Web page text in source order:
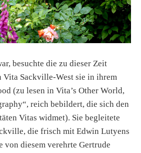
besuchte die zu dieser Zeit
Vita Sackville-West sie in ihrem
(zu lesen in Vita’s Other World,
reich bebildert, die sich den
Vitas widmet). Sie begleitete
die frisch mit Edwin Lutyens
von diesem verehrte Gertrude